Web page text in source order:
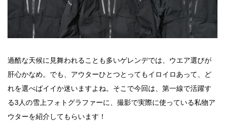
過酷な天候に見舞われることも多いゲレンデでは、ウエア選びが
肝心かなめ。でも、アウターひとつとってもイロイロあって、ど
れを選べばイイか迷いますよね。そこで今回は、第一線で活躍す
る3人の雪上フォトグラファーに、撮影で実際に使っている私物ア
ウターを紹介してもらいます！